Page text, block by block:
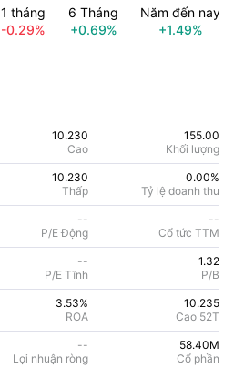
1 tháng
-0.29%
6 Tháng
+0.69%
Năm đến nay
+1.49%
10.230
Cao
155.00
Khối lượng
--
P/E Động
--
Cổ tức TTM
0.00%
Tỷ lệ doanh thu
10.230
Thấp
--
P/E Tĩnh
1.32
P/B
3.53%
ROA
10.235
Cao 52T
--
Lợi nhuận ròng
58.40M
Cổ phần